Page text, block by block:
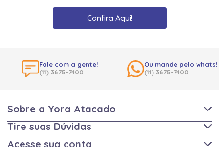
Confira Aqui!
Fale com a gente!
(11) 3675-7400
Ou mande pelo whats!
(11) 3675-7400
Sobre a Yora Atacado
Tire suas Dúvidas
Acesse sua conta